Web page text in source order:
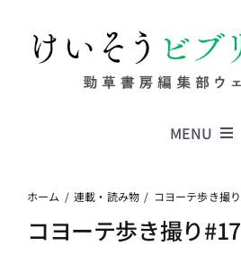
content
MENU
Columns
ホーム 連載・読み物 コヨーテ歩き撮り
コヨーテ歩き撮り#17